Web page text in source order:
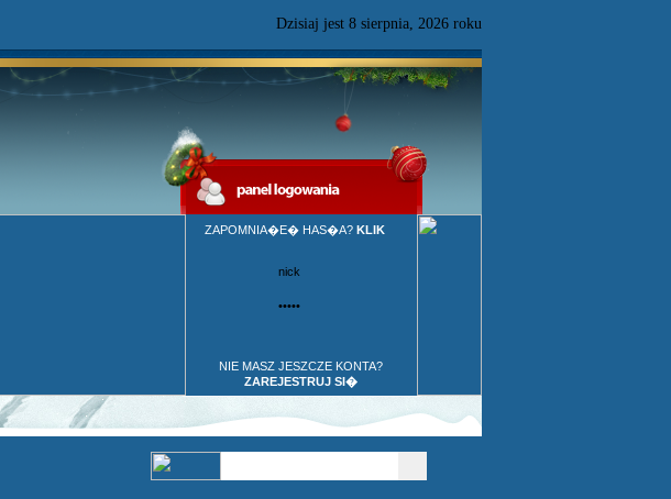
Dzisiaj jest 8 sierpnia, 2026 roku
ZAPOMNIA�E� HAS�A? KLIK
NIE MASZ JESZCZE KONTA?
ZAREJESTRUJ SI�